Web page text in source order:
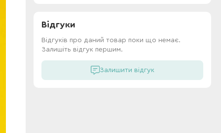
Відгуки
Відгуків про даний товар поки що немає.
Залишіть відгук першим.
Залишити відгук